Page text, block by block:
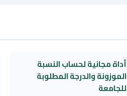
أداة مجانية لحساب النسبة
الموزونة والدرجة المطلوبة
للجامعة